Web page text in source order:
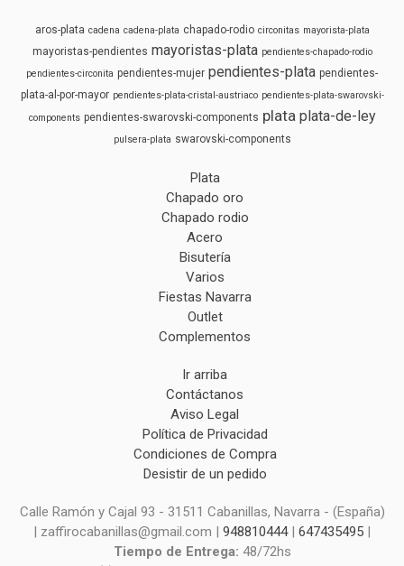
aros-plata cadena cadena-plata chapado-rodio circonitas mayorista-plata
mayoristas-pendientes mayoristas-plata pendientes-chapado-rodio
pendientes-circonita pendientes-mujer pendientes-plata pendientes-
plata-al-por-mayor pendientes-plata-cristal-austriaco pendientes-plata-swarovski-
components pendientes-swarovski-components plata plata-de-ley
pulsera-plata swarovski-components
Plata
Chapado oro
Chapado rodio
Acero
Bisutería
Varios
Fiestas Navarra
Outlet
Complementos
Ir arriba
Contáctanos
Aviso Legal
Política de Privacidad
Condiciones de Compra
Desistir de un pedido
Calle Ramón y Cajal 93 - 31511 Cabanillas, Navarra - (España)
| zaffirocabanillas@gmail.com | 948810444| 647435495 |
Tiempo de Entrega: 48/72hs